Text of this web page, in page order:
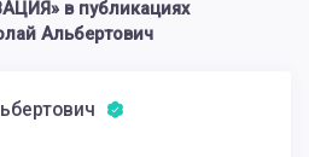
в публикациях
Альбертович